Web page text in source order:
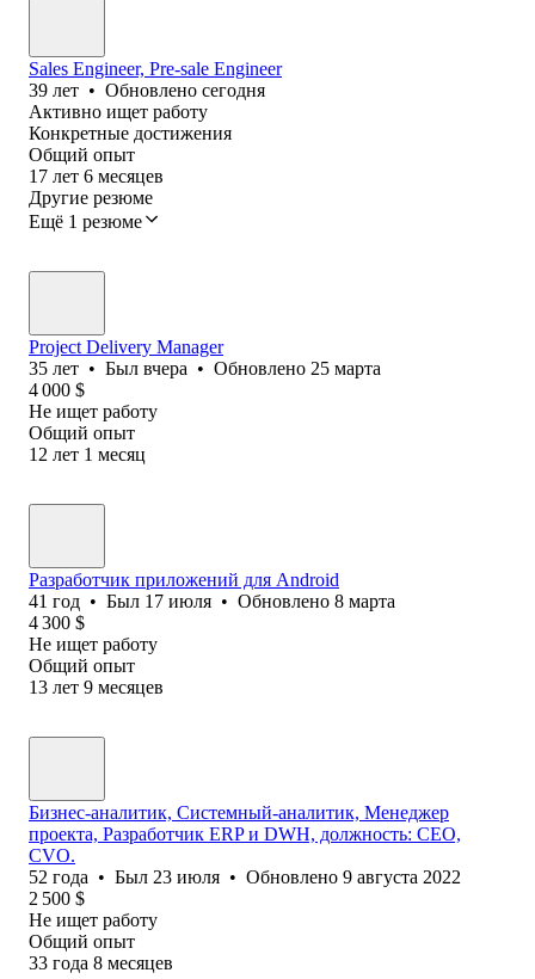
Sales Engineer, Pre-sale Engineer
39 лет • Обновлено сегодня
Активно ищет работу
Конкретные достижения
Общий опыт
17 лет 6 месяцев
Другие резюме
Ещё 1 резюме
Project Delivery Manager
35 лет • Был вчера • Обновлено 25 марта
4 000 $
Не ищет работу
Общий опыт
12 лет 1 месяц
Разработчик приложений для Android
41 год • Был 17 июля • Обновлено 8 марта
4 300 $
Не ищет работу
Общий опыт
13 лет 9 месяцев
Бизнес-аналитик, Системный-аналитик, Менеджер
проекта, Разработчик ERP и DWH, должность: CEO,
CVO.
52 года • Был 23 июля • Обновлено 9 августа 2022
2 500 $
Не ищет работу
Общий опыт
33 года 8 месяцев